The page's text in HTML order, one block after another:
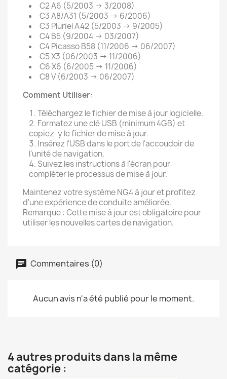
C2 A6 (5/2003 → 3/2008)
C3 A8/A31 (5/2003 → 6/2006)
C3 Pluriel A42 (5/2003 → 9/2005)
C4 B5 (9/2004 → 03/2007)
C4 Picasso B58 (11/2006 → 06/2007)
C5 X3 (06/2003 → 11/2006)
C6 X6 (6/2005 → 11/2006)
C8 V (6/2003 → 06/2007)
Comment Utiliser:
Téléchargez le fichier de mise à jour logicielle.
Formatez une clé USB (minimum 4GB) et
copiez-y le fichier de mise à jour.
Insérez l'USB dans le port de l'accoudoir de
l'unité de navigation.
Suivez les instructions à l'écran pour
compléter le processus de mise à jour.
Maintenez votre système NG4 à jour et profitez
d'une expérience de conduite améliorée.
Remarque : Cette mise à jour est obligatoire pour
utiliser les nouvelles cartes de navigation.
Commentaires (0)
Aucun avis n'a été publié pour le moment.
4 autres produits dans la même
catégorie :